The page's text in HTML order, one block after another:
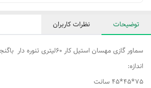
توضیحات نظرات کاربران
سماور گازی مهسان استیل کار 60لیتری تنوره دار باگنجایش 40لیتر
اندازه:
75*45*45 سانت